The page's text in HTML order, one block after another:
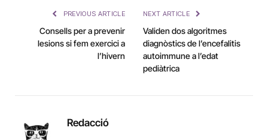
PREVIOUS ARTICLE
Consells per a prevenir
lesions si fem exercici a
l’hivern
NEXT ARTICLE
Validen dos algoritmes
diagnòstics de l’encefalitis
autoimmune a l’edat
pediàtrica
Redacció